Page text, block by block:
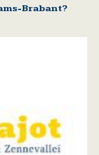
Brabant?